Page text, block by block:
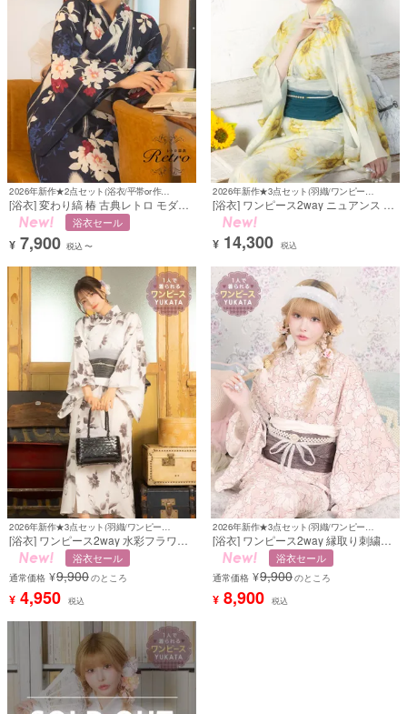
2026年新作★2点セット(浴衣/平帯or作り帯)
[浴衣] 変わり縞 椿 古典レトロ モダン
紺色 2点セット (黒嵜菜々子着用) [tk-
ykrt26-ec60]浴衣セール
¥ 7,900 税込 〜
[浴衣] ワンピース2way ニュアンス 向
日葵 ガーリー Sweet 黄色 イエロー
簡単 一人で着れる 3点セット (戦慄か
なの着用) [tk-ykop26-wps16]
¥ 14,300 税込
[浴衣] ワンピース2way 水彩フラワー
黒白モノトーン 古典レトロ モダン 簡
単 一人で着れる 3点セット (黒嵜菜々
子着用) [tk-ykop26-cyw3]
浴衣セール
通常価格 ¥9,900のところ
¥ 4,950 税込
[浴衣] ワンピース2way 縁取り刺繍風
アンティーク 牡丹 ガーリー Sweet ピ
ンク 簡単 一人で着れる 3点セット (戦
慄かなの着用) [tk-yksw26-cyw13]
浴衣セール
通常価格 ¥9,900のところ
¥ 8,900 税込